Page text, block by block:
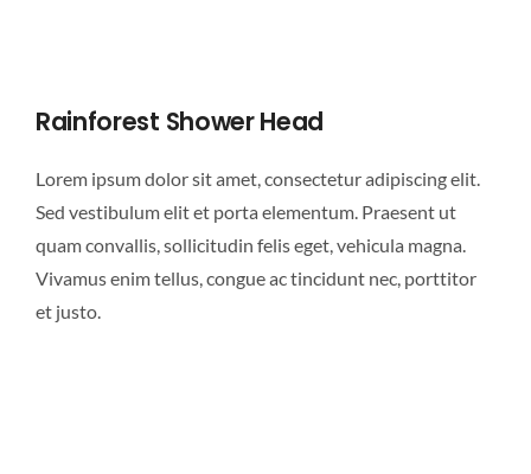
Rainforest Shower Head
Lorem ipsum dolor sit amet, consectetur adipiscing elit.
Sed vestibulum elit et porta elementum. Praesent ut
quam convallis, sollicitudin felis eget, vehicula magna.
Vivamus enim tellus, congue ac tincidunt nec, porttitor
et justo.